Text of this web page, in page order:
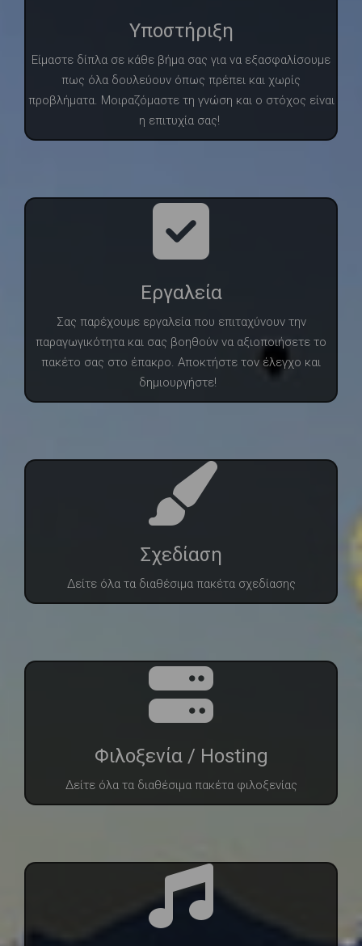
Υποστήριξη
Είμαστε δίπλα σε κάθε βήμα σας για να εξασφαλίσουμε
πως όλα δουλεύουν όπως πρέπει και χωρίς
προβλήματα. Μοιραζόμαστε τη γνώση και ο στόχος είναι
η επιτυχία σας!
Εργαλεία
Σας παρέχουμε εργαλεία που επιταχύνουν την
παραγωγικότητα και σας βοηθούν να αξιοποιήσετε το
πακέτο σας στο έπακρο. Αποκτήστε τον έλεγχο και
δημιουργήστε!
Σχεδίαση
Δείτε όλα τα διαθέσιμα πακέτα σχεδίασης
Φιλοξενία / Hosting
Δείτε όλα τα διαθέσιμα πακέτα φιλοξενίας